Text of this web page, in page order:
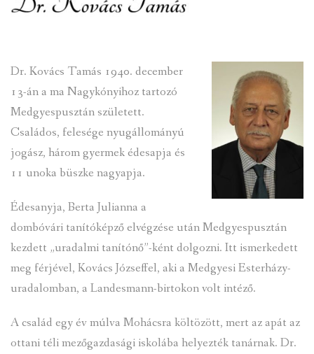
GALÉRIA
KAPCSOLAT
LETÖLTHETŐ NYOMTATVÁNYOK
TELEPÜLÉSIKÉPVISELŐI VAGYONNYILATKOZATOK – 2026.
ÉV
ROMA NEMZETISÉGI ÖNKORMÁNYZATI KÉPVISELŐK
VAGYONNYILATKOZATA – 2026. ÉV
Dr. Kovács Tamás 1940. december
13-án a ma Nagykónyihoz tartozó
Medgyespusztán született.
Családos, felesége nyugállományú
jogász, három gyermek édesapja és
11 unoka büszke nagyapja.
Édesanyja, Berta Julianna a
dombóvári tanítóképző elvégzése után Medgyespusztán
kezdett „uradalmi tanítónő”-ként dolgozni. Itt ismerkedett
meg férjével, Kovács Józseffel, aki a Medgyesi Esterházy-
uradalomban, a Landesmann-birtokon volt intéző.
A család egy év múlva Mohácsra költözött, mert az apát az
ottani téli mezőgazdasági iskolába helyezték tanárnak. Dr.